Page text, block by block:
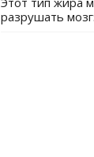
разрушать